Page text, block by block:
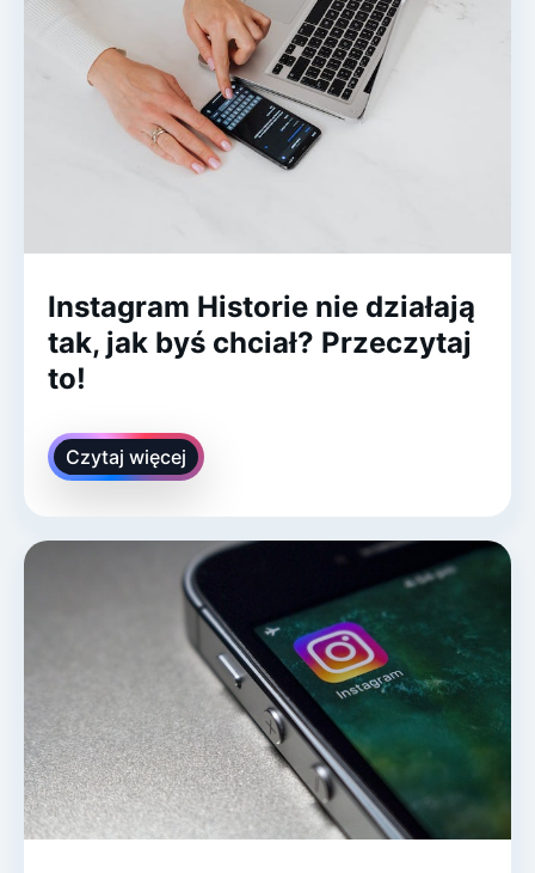
Instagram Historie nie działają
tak, jak byś chciał? Przeczytaj
to!
Czytaj więcej